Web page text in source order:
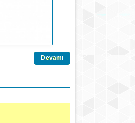
Devamı